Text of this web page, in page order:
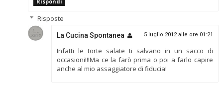
Risposte
La Cucina Spontanea 5 luglio 2012 alle ore 01:21
Infatti le torte salate ti salvano in un sacco di
occasioni!!!Ma ce la farò prima o poi a farlo capire
anche al mio assaggiatore di fiducia!